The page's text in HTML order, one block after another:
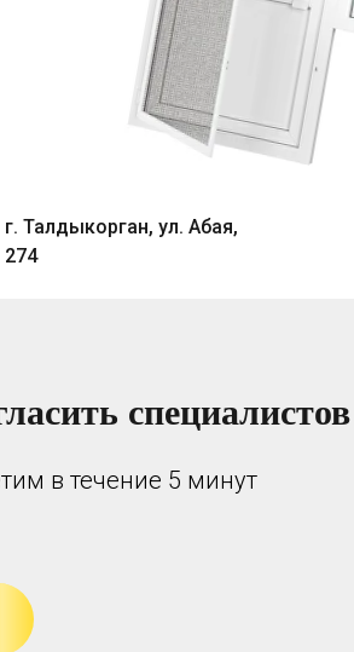
г. Талдыкорган, ул. Абая,
274
специалистов
в течение 5 минут